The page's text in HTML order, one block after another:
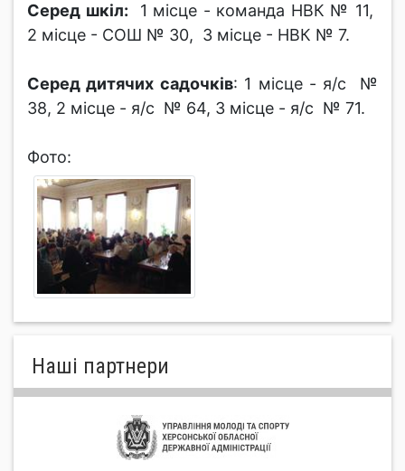
Серед шкіл: 1 місце - команда НВК № 11,
2 місце - СОШ № 30, 3 місце - НВК № 7.
Серед дитячих садочків: 1 місце - я/с №
38, 2 місце - я/с № 64, 3 місце - я/с № 71.
Фото:
Нашi партнери